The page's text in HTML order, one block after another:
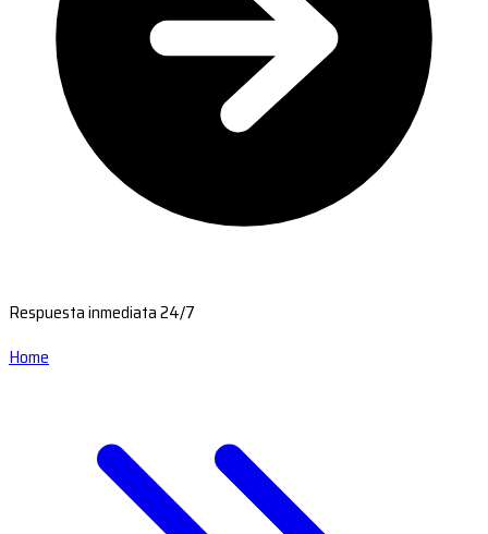
Respuesta inmediata 24/7
Home